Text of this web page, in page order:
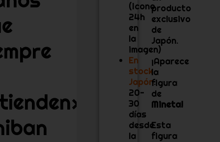
(Icono
24h
en
la
imagen)
En
stock
Japón:
20-
30
días
desde
la
producto
exclusivo
de
Japón.
¡Aparece
la
figura
de
Mineta!
Esta
figura